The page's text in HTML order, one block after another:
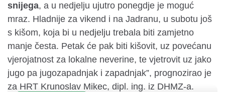
snijega, a u nedjelju ujutro ponegdje je moguć
mraz. Hladnije za vikend i na Jadranu, u subotu još
s kišom, koja bi u nedjelju trebala biti zamjetno
manje česta. Petak će pak biti kišovit, uz povećanu
vjerojatnost za lokalne neverine, te vjetrovit uz jako
jugo pa jugozapadnjak i zapadnjak”, prognozirao je
za HRT Krunoslav Mikec, dipl. ing. iz DHMZ-a.